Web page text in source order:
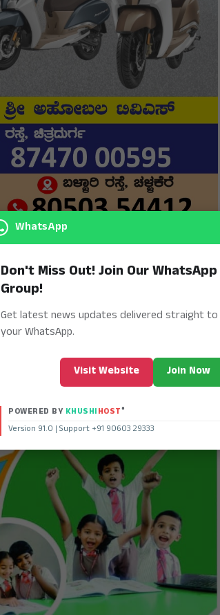
WhatsApp
Don't Miss Out! Join Our WhatsApp
Group!
Get latest news updates delivered straight to
your WhatsApp.
Visit Website Join Now
POWERED BY KHUSHIHOST®
Version 91.0 | Support +91 90603 29333